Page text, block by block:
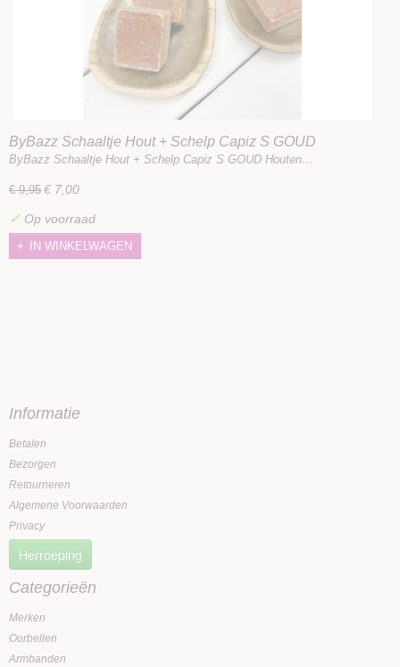
ByBazz Schaaltje Hout + Schelp Capiz S GOUD
ByBazz Schaaltje Hout + Schelp Capiz S GOUD Houten…
€ 9,95 € 7,00
✓ Op voorraad
IN WINKELWAGEN
Informatie
Betalen
Bezorgen
Retourneren
Algemene Voorwaarden
Privacy
Herroeping
Categorieën
Merken
Oorbellen
Armbanden